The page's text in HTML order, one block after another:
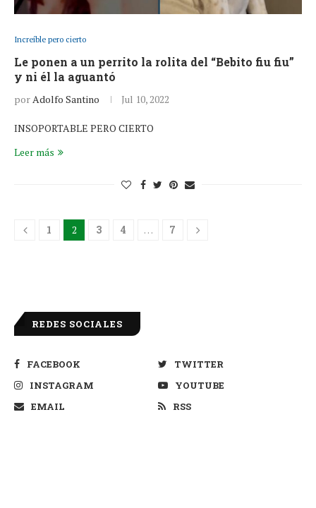
Increíble pero cierto
Le ponen a un perrito la rolita del “Bebito fiu fiu”
y ni él la aguantó
porAdolfo Santino Jul 10, 2022
INSOPORTABLE PERO CIERTO
Leer más
1 2 3 4 … 7
REDES SOCIALES
FACEBOOK
TWITTER
INSTAGRAM
YOUTUBE
EMAIL
RSS